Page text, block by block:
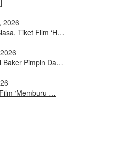
2026
Tiket Film ‘H…
Baker Pimpin Da…
‘Memburu …